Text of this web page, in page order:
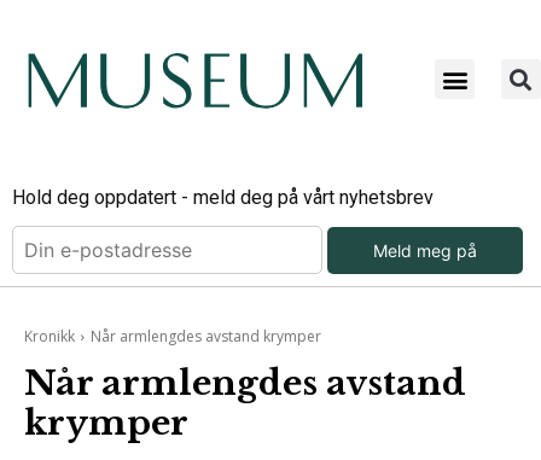
Hold deg oppdatert - meld deg på vårt nyhetsbrev
Meld meg på
Kronikk Når armlengdes avstand krymper
Når armlengdes avstand
krymper